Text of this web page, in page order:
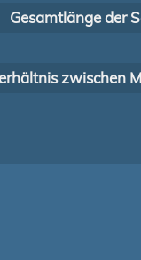
Gesamtlänge der
zwischen